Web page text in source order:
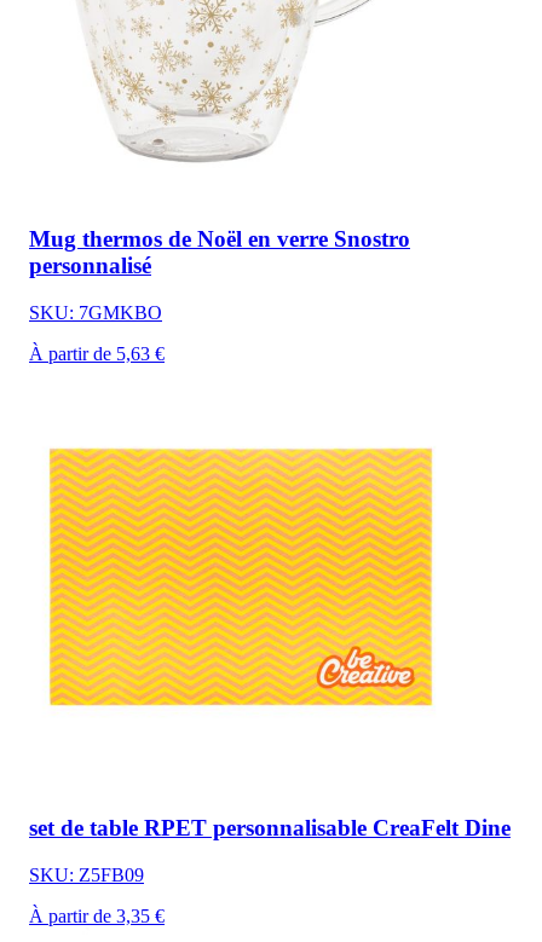
Mug thermos de Noël en verre Snostro
personnalisé
SKU: 7GMKBO
À partir de 5,63 €
set de table RPET personnalisable CreaFelt Dine
SKU: Z5FB09
À partir de 3,35 €